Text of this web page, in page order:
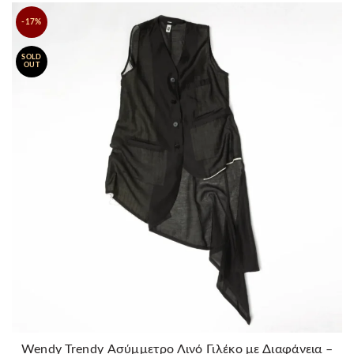
-17%
SOLD
OUT
Wendy Trendy Ασύμμετρο Λινό Γιλέκο με Διαφάνεια –